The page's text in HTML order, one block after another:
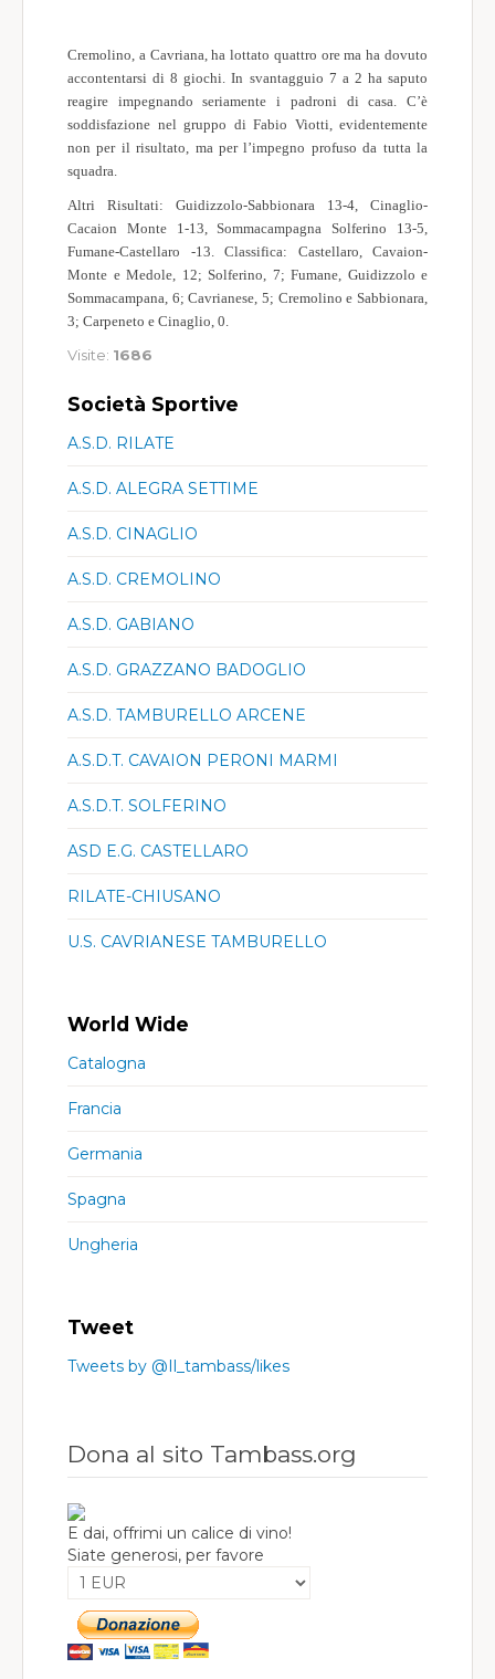
Cremolino, a Cavriana, ha lottato quattro ore ma ha dovuto
accontentarsi di 8 giochi. In svantagguio 7 a 2 ha saputo
reagire impegnando seriamente i padroni di casa. C’è
soddisfazione nel gruppo di Fabio Viotti, evidentemente
non per il risultato, ma per l’impegno profuso da tutta la
squadra.
Altri Risultati: Guidizzolo-Sabbionara 13-4, Cinaglio-
Cacaion Monte 1-13, Sommacampagna Solferino 13-5,
Fumane-Castellaro -13. Classifica: Castellaro, Cavaion-
Monte e Medole, 12; Solferino, 7; Fumane, Guidizzolo e
Sommacampana, 6; Cavrianese, 5; Cremolino e Sabbionara,
3; Carpeneto e Cinaglio, 0.
Visite: 1686
Società Sportive
A.S.D. RILATE
A.S.D. ALEGRA SETTIME
A.S.D. CINAGLIO
A.S.D. CREMOLINO
A.S.D. GABIANO
A.S.D. GRAZZANO BADOGLIO
A.S.D. TAMBURELLO ARCENE
A.S.D.T. CAVAION PERONI MARMI
A.S.D.T. SOLFERINO
ASD E.G. CASTELLARO
RILATE-CHIUSANO
U.S. CAVRIANESE TAMBURELLO
World Wide
Catalogna
Francia
Germania
Spagna
Ungheria
Tweet
Tweets by @Il_tambass/likes
Dona al sito Tambass.org
E dai, offrimi un calice di vino!
Siate generosi, per favore